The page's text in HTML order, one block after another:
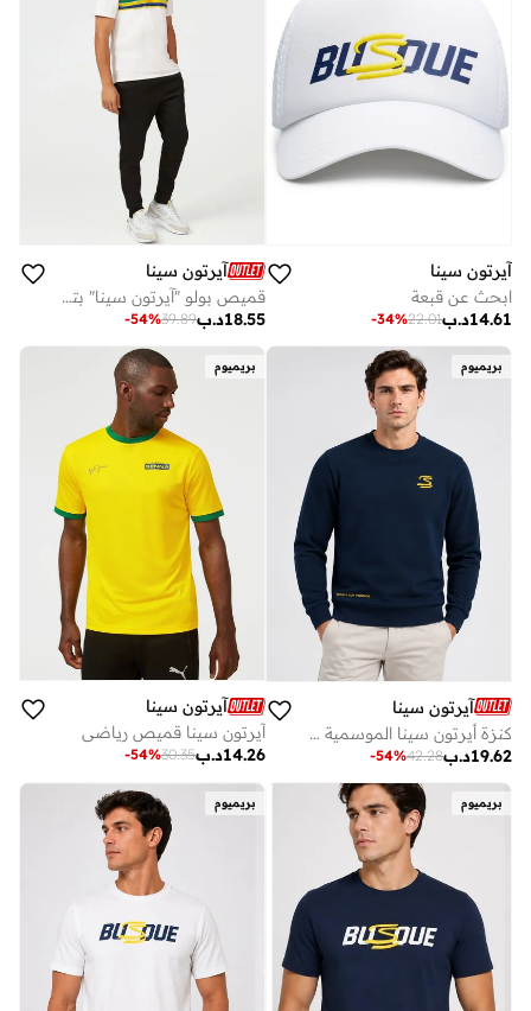
آيرتون سينا
ابحث عن قبعة
د.ب14.61
22.01
-34%
آيرتون سينا
قميص بولو "آيرتون سينا" بتصميم الخطوط على الخوذة
د.ب18.55
39.89
-54%
بريميوم
آيرتون سينا
كنزة أيرتون سينا ​​الموسمية ذات الرقبة المستديرة
د.ب19.62
42.28
-54%
بريميوم
آيرتون سينا
آيرتون سينا قميص رياضي
د.ب14.26
30.35
-54%
بريميوم بريميوم